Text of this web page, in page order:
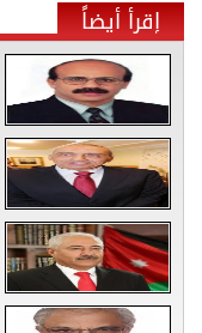
إقرأ أيضاً